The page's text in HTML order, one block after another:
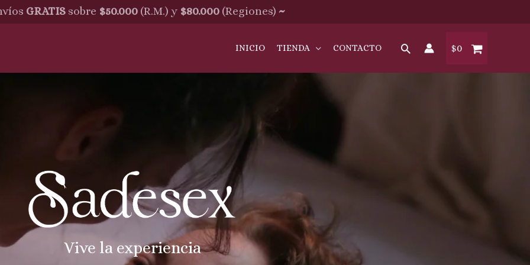
GRATIS sobre $50.000 (R.M.) y $80.000 (Regiones) ~
INICIO TIENDA CONTACTO $0
Vive la experiencia